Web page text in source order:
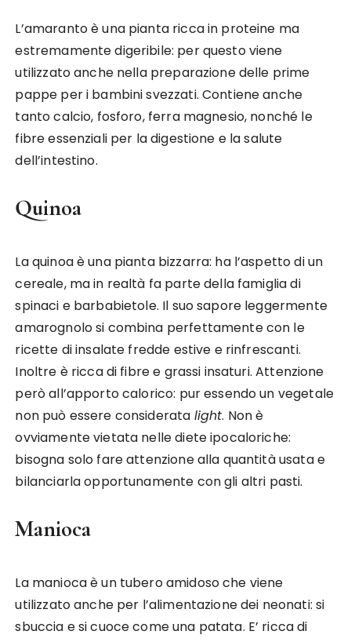
L’amaranto è una pianta ricca in proteine ma
estremamente digeribile: per questo viene
utilizzato anche nella preparazione delle prime
pappe per i bambini svezzati. Contiene anche
tanto calcio, fosforo, ferra magnesio, nonché le
fibre essenziali per la digestione e la salute
dell’intestino.
Quinoa
La quinoa è una pianta bizzarra: ha l’aspetto di un
cereale, ma in realtà fa parte della famiglia di
spinaci e barbabietole. Il suo sapore leggermente
amarognolo si combina perfettamente con le
ricette di insalate fredde estive e rinfrescanti.
Inoltre è ricca di fibre e grassi insaturi. Attenzione
però all’apporto calorico: pur essendo un vegetale
non può essere considerata light. Non è
ovviamente vietata nelle diete ipocaloriche:
bisogna solo fare attenzione alla quantità usata e
bilanciarla opportunamente con gli altri pasti.
Manioca
La manioca è un tubero amidoso che viene
utilizzato anche per l’alimentazione dei neonati: si
sbuccia e si cuoce come una patata. E’ ricca di